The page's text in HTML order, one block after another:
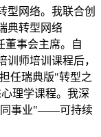
型网络。我联合创
典转型网络
董事会主席。自
训师培训课程后，
任瑞典版"转型之
理学课程。我深
同事业"——可持续